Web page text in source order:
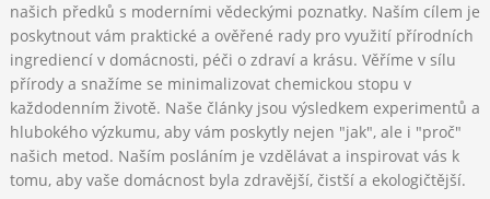
našich předků s moderními vědeckými poznatky. Naším cílem je
poskytnout vám praktické a ověřené rady pro využití přírodních
ingrediencí v domácnosti, péči o zdraví a krásu. Věříme v sílu
přírody a snažíme se minimalizovat chemickou stopu v
každodenním životě. Naše články jsou výsledkem experimentů a
hlubokého výzkumu, aby vám poskytly nejen "jak", ale i "proč"
našich metod. Naším posláním je vzdělávat a inspirovat vás k
tomu, aby vaše domácnost byla zdravější, čistší a ekologičtější.